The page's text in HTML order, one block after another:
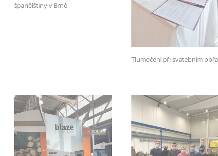
španělštiny v Brně
Tlumočení při svatebním